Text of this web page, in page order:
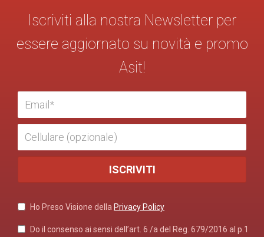
Iscriviti alla nostra Newsletter per
essere aggiornato su novità e promo
Asit!
Ho Preso Visione della Privacy Policy
Do il consenso ai sensi dell’art. 6 /a del Reg. 679/2016 al p.1